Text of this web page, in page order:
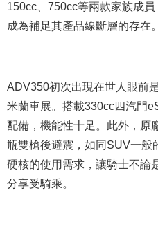
150cc、750cc等兩款家族成
成為補足其產品線斷層的存在。
ADV350初次出現在世人眼前
米蘭車展。搭載330cc四汽門
配備，機能性十足。此外，原
瓶雙槍後避震，如同SUV一般
硬核的使用需求，讓騎士不論
分享受騎乘。